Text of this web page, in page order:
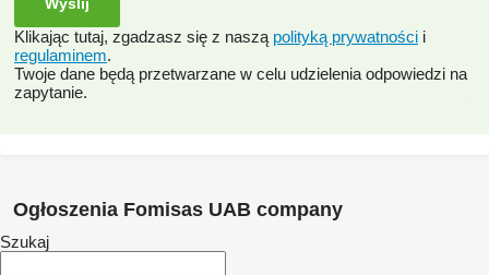
Klikając tutaj, zgadzasz się z naszą polityką prywatności i
regulaminem.
Twoje dane będą przetwarzane w celu udzielenia odpowiedzi na
zapytanie.
Ogłoszenia Fomisas UAB company
Szukaj